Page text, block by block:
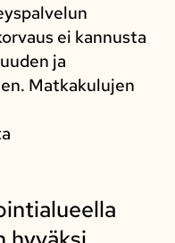
ei kannusta
ja
Matkakulujen